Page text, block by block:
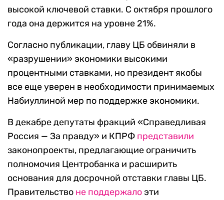
высокой ключевой ставки. С октября прошлого
года она держится на уровне 21%.
Согласно публикации, главу ЦБ обвиняли в
«разрушении» экономики высокими
процентными ставками, но президент якобы
все еще уверен в необходимости принимаемых
Набиуллиной мер по поддержке экономики.
В декабре депутаты фракций «Справедливая
Россия — За правду» и КПРФ представили
законопроекты, предлагающие ограничить
полномочия Центробанка и расширить
основания для досрочной отставки главы ЦБ.
Правительство не поддержало эти